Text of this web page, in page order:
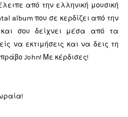
από την ελληνική μουσική
album που σε κερδίζει από την
σου δείχνει μέσα από τα
να εκτιμήσεις και να δεις τη
John! Με κέρδισες!